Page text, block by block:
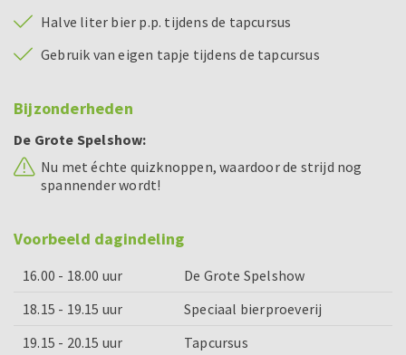
Halve liter bier p.p. tijdens de tapcursus
Gebruik van eigen tapje tijdens de tapcursus
Bijzonderheden
De Grote Spelshow:
Nu met échte quizknoppen, waardoor de strijd nog
spannender wordt!
Voorbeeld dagindeling
16.00 - 18.00 uur
De Grote Spelshow
18.15 - 19.15 uur
Speciaal bierproeverij
19.15 - 20.15 uur
Tapcursus